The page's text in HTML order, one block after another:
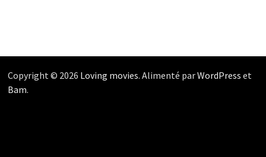
Copyright © 2026 Loving movies. Alimenté parWordPress et
Bam.